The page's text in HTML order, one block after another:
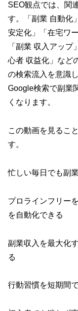
SEO観点では、関
す。「副業 自動化
安定化」「在宅ワ
「副業 収入アッ
心者 収益化」など
の検索流入を意識
Google検索で副業
くなります。
この動画を見るこ
す。
忙しい毎日でも副
プロラインフリー
を自動化できる
副業収入を最大化
る
行動習慣を短期間